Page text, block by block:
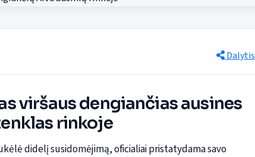
Dalytis
viršaus dengiančias ausines
rinkoje
didelį susidomėjimą, oficialiai pristatydama savo